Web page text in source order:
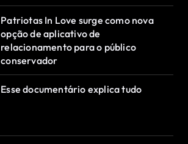
Patriotas In Love surge como nova
opção de aplicativo de
relacionamento para o público
conservador
Esse documentário explica tudo